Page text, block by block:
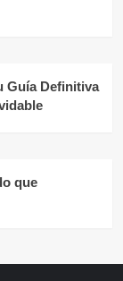
Guía Definitiva
que